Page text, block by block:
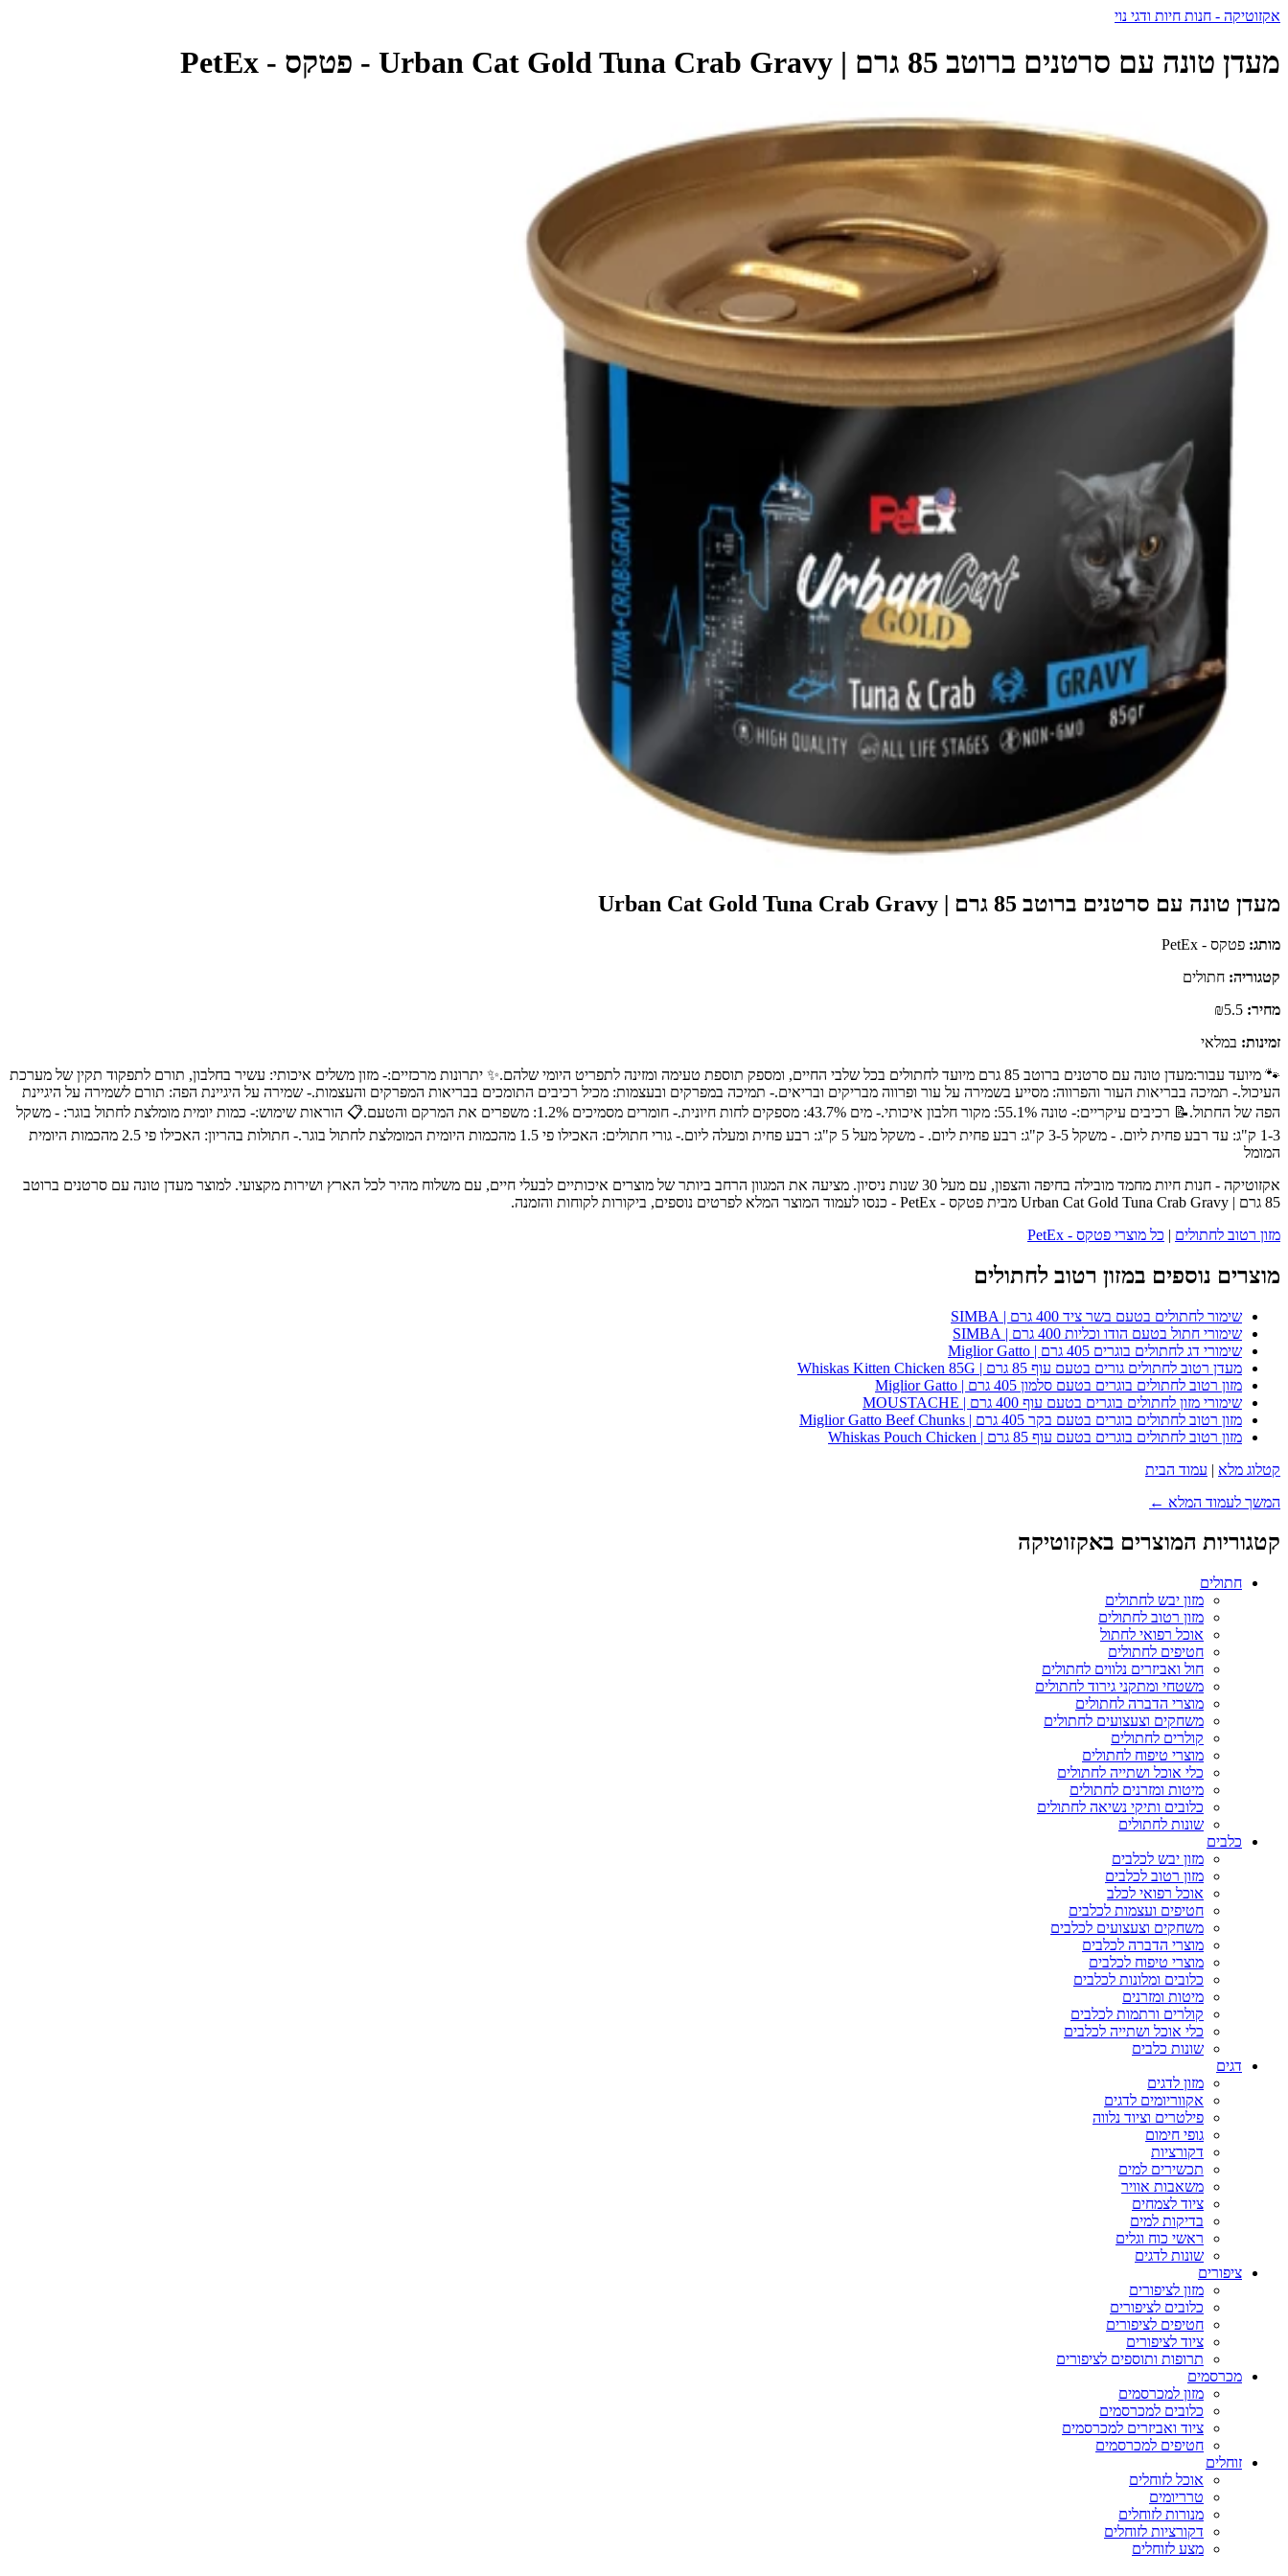
אקזוטיקה - חנות חיות ודגי נוי
מעדן טונה עם סרטנים ברוטב 85 גרם | Urban Cat Gold Tuna Crab Gravy - פטקס - PetEx
מעדן טונה עם סרטנים ברוטב 85 גרם | Urban Cat Gold Tuna Crab Gravy
מותג: פטקס - PetEx
קטגוריה: חתולים
מחיר:
זמינות: במלאי
🐾 מיועד עבור:מעדן טונה עם סרטנים ברוטב 85 גרם מיועד לחתולים בכל שלבי החיים, ומספק תוספת טעימה ומזינה לתפריט היומי שלהם.✨ יתרונות מרכזיים:- מזון משלים איכותי: עשיר בחלבון, תורם לתפקוד תקין של מערכת
העיכול.- תמיכה בבריאות העור והפרווה: מסייע בשמירה על עור ופרווה מבריקים ובריאים.- תמיכה במפרקים ובעצמות: מכיל רכיבים התומכים בבריאות המפרקים והעצמות.- שמירה על היגיינת הפה: תורם לשמירה על היגיינת
הפה של החתול.📝 רכיבים עיקריים:- טונה 55.1%: מקור חלבון איכותי.- מים 43.7%: מספקים לחות חיונית.- חומרים מסמיכים 1.2%: משפרים את המרקם והטעם.📋 הוראות שימוש:- כמות יומית מומלצת לחתול בוגר: - משקל
1-3 ק"ג: עד רבע פחית ליום. - משקל 3-5 ק"ג: רבע פחית ליום. - משקל מעל 5 ק"ג: רבע פחית ומעלה ליום.- גורי חתולים: האכילו פי 1.5 מהכמות היומית המומלצת לחתול בוגר.- חתולות בהריון: האכילו פי 2.5 מהכמות היומית
המומל
אקזוטיקה - חנות חיות מחמד מובילה בחיפה והצפון, עם מעל 30 שנות ניסיון. מציעה את המגוון הרחב ביותר של מוצרים איכותיים לבעלי חיים, עם משלוח מהיר לכל הארץ ושירות מקצועי. למוצר מעדן טונה עם סרטנים ברוטב
85 גרם | Urban Cat Gold Tuna Crab Gravy מבית פטקס - PetEx - כנסו לעמוד המוצר המלא לפרטים נוספים, ביקורות לקוחות והזמנה.
מזון רטוב לחתולים | כל מוצרי פטקס - PetEx
מוצרים נוספים במזון רטוב לחתולים
שימור לחתולים בטעם בשר ציד 400 גרם | SIMBA
שימורי חתול בטעם הודו וכליות 400 גרם | SIMBA
שימורי דג לחתולים בוגרים 405 גרם | Miglior Gatto
מעדן רטוב לחתולים גורים בטעם עוף 85 גרם | Whiskas Kitten Chicken 85G
מזון רטוב לחתולים בוגרים בטעם סלמון 405 גרם | Miglior Gatto
שימורי מזון לחתולים בוגרים בטעם עוף 400 גרם | MOUSTACHE
מזון רטוב לחתולים בוגרים בטעם בקר 405 גרם | Miglior Gatto Beef Chunks
מזון רטוב לחתולים בוגרים בטעם עוף 85 גרם | Whiskas Pouch Chicken
קטלוג מלא | עמוד הבית
המשך לעמוד המלא ←
קטגוריות המוצרים באקזוטיקה
חתולים
מזון יבש לחתולים
מזון רטוב לחתולים
אוכל רפואי לחתול
חטיפים לחתולים
חול ואביזרים נלווים לחתולים
משטחי ומתקני גירוד לחתולים
מוצרי הדברה לחתולים
משחקים וצעצועים לחתולים
קולרים לחתולים
מוצרי טיפוח לחתולים
כלי אוכל ושתייה לחתולים
מיטות ומזרנים לחתולים
כלובים ותיקי נשיאה לחתולים
שונות לחתולים
כלבים
מזון יבש לכלבים
מזון רטוב לכלבים
אוכל רפואי לכלב
חטיפים ועצמות לכלבים
משחקים וצעצועים לכלבים
מוצרי הדברה לכלבים
מוצרי טיפוח לכלבים
כלובים ומלונות לכלבים
מיטות ומזרנים
קולרים ורתמות לכלבים
כלי אוכל ושתייה לכלבים
שונות כלבים
דגים
מזון לדגים
אקווריומים לדגים
פילטרים וציוד נלווה
גופי חימום
דקורציות
תכשירים למים
משאבות אוויר
ציוד לצמחים
בדיקות למים
ראשי כוח וגלים
שונות לדגים
ציפורים
מזון לציפורים
כלובים לציפורים
חטיפים לציפורים
ציוד לציפורים
תרופות ותוספים לציפורים
מכרסמים
מזון למכרסמים
כלובים למכרסמים
ציוד ואביזרים למכרסמים
חטיפים למכרסמים
זוחלים
אוכל לזוחלים
טרריומים
מנורות לזוחלים
דקורציות לזוחלים
מצע לזוחלים